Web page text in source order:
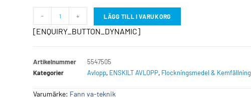
- + LÄGG TILL I VARUKORG
[ENQUIRY_BUTTON_DYNAMIC]
Artikelnummer
5547505
Kategorier
Avlopp, ENSKILT AVLOPP, Flockningsmedel & Kemfällning
Varumärke: Fann va-teknik